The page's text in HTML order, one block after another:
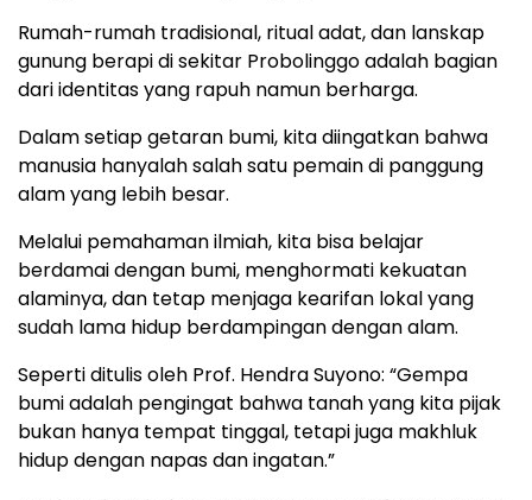
Rumah-rumah tradisional, ritual adat, dan lanskap
gunung berapi di sekitar Probolinggo adalah bagian
dari identitas yang rapuh namun berharga.
Dalam setiap getaran bumi, kita diingatkan bahwa
manusia hanyalah salah satu pemain di panggung
alam yang lebih besar.
Melalui pemahaman ilmiah, kita bisa belajar
berdamai dengan bumi, menghormati kekuatan
alaminya, dan tetap menjaga kearifan lokal yang
sudah lama hidup berdampingan dengan alam.
Seperti ditulis oleh Prof. Hendra Suyono: “Gempa
bumi adalah pengingat bahwa tanah yang kita pijak
bukan hanya tempat tinggal, tetapi juga makhluk
hidup dengan napas dan ingatan.”